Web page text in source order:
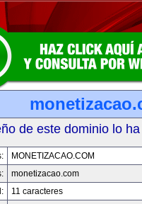
de este dominio lo
MONETIZACAO.COM
monetizacao.com
11 caracteres